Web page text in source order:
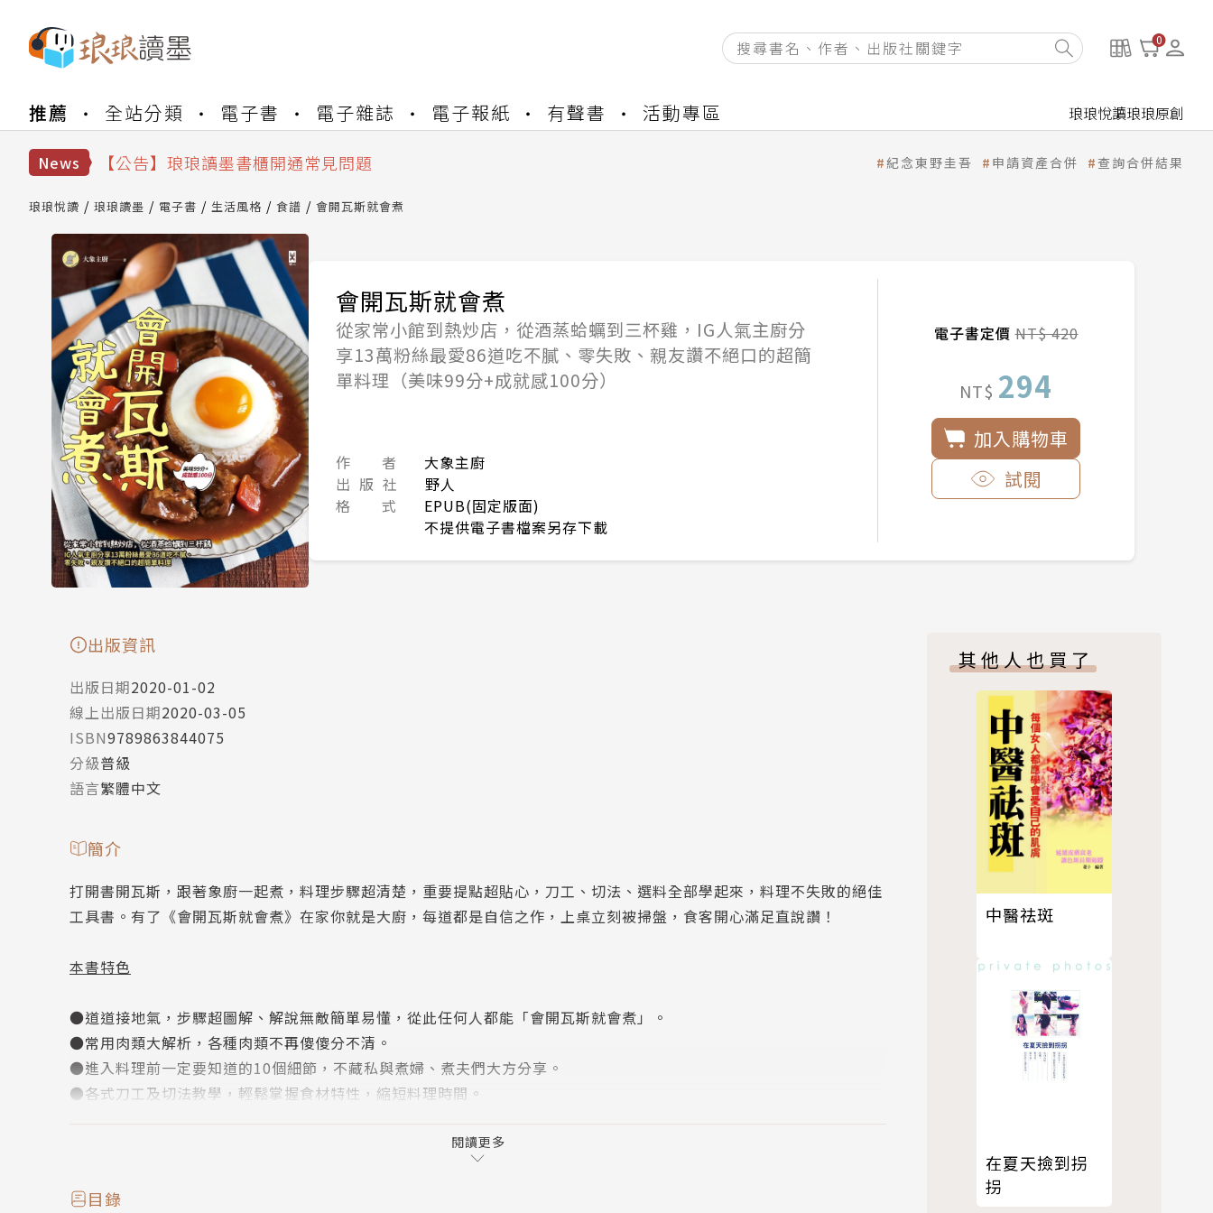
0
推薦 全站分類 電子書 電子雜誌 電子報紙 有聲書 活動專區 琅琅悅讀琅琅原創
News
【公告】琅琅讀墨數位閱讀資產合併與書櫃開通申請
【公告】琅琅讀墨 3 分鐘完成書櫃開通與資產合併申請圖文教學
【公告】琅琅讀墨數位閱讀資產合併與書櫃開通申請
紀念東野圭吾 申請資產合併 查詢合併結果
琅琅悅讀 琅琅讀墨 電子書 生活風格 食譜 會開瓦斯就會煮
會開瓦斯就會煮
從家常小館到熱炒店，從酒蒸蛤蠣到三杯雞，IG人氣主廚分
享13萬粉絲最愛86道吃不膩、零失敗、親友讚不絕口的超簡
單料理（美味99分+成就感100分）
作 者
大象主廚
出 版 社
野人
格 式
EPUB(固定版面)
不提供電子書檔案另存下載
電子書定價NT$ 420
NT$ 294
加入購物車
試閱
出版資訊
出版日期2020-01-02
線上出版日期2020-03-05
ISBN9789863844075
分級普級
語言繁體中文
簡介
打開書開瓦斯，跟著象廚一起煮，料理步驟超清楚，重要提點超貼心，刀工、切法、選料全部學起來，料理不失敗的絕佳
工具書。有了《會開瓦斯就會煮》在家你就是大廚，每道都是自信之作，上桌立刻被掃盤，食客開心滿足直說讚！
本書特色
●道道接地氣，步驟超圖解、解說無敵簡單易懂，從此任何人都能「會開瓦斯就會煮」。
●常用肉類大解析，各種肉類不再傻傻分不清。
●進入料理前一定要知道的10個細節，不藏私與煮婦、煮夫們大方分享。
●各式刀工及切法教學，輕鬆掌握食材特性，縮短料理時間。
閱讀更多
目錄
其他人也買了
中醫祛斑
在夏天撿到拐
拐